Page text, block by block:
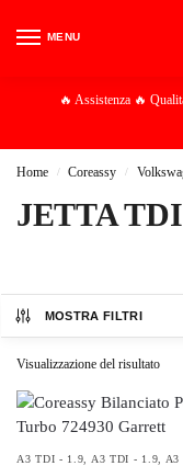
MENU
🔥 Assistenza 🔥
Home / Coreassy /
JETTA
MOSTRA FILTRI
Visualizzazione del risultato
A3 TDI - 1.9 A3 TDI - 1.9